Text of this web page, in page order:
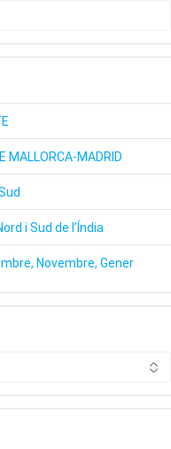
MALLORCA-MADRID
i Sud de l’Índia
Novembre, Gener